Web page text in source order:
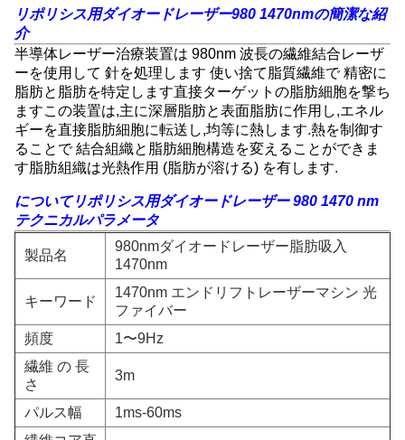
リポリシス用ダイオードレーザー980 1470nmの簡潔な紹
介
半導体レーザー治療装置は 980nm 波長の繊維結合レーザ
ーを使用して 針を処理します 使い捨て脂質繊維で 精密に
脂肪と脂肪を特定します直接ターゲットの脂肪細胞を撃ち
ますこの装置は,主に深層脂肪と表面脂肪に作用し,エネル
ギーを直接脂肪細胞に転送し,均等に熱します.熱を制御す
ることで 結合組織と脂肪細胞構造を変えることができま
す脂肪組織は光熱作用 (脂肪が溶ける) を有します.
についてリポリシス用ダイオードレーザー 980 1470 nm
テクニカルパラメータ
製品名
980nmダイオードレーザー脂肪吸入
1470nm
キーワード
1470nm エンドリフトレーザーマシン 光
ファイバー
頻度
1〜9Hz
繊維 の 長
さ
3m
パルス幅
1ms-60ms